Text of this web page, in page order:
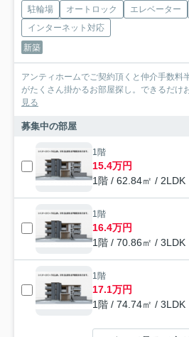
駐輪場 オートロック エレベーター
インターネット対応
新築
アンティホームでご契約頂くと仲介手数
がたくさん掛かるお部屋探し。できるだけ
見る
募集中の部屋
1階
15.4万円
1階 / 62.84㎡ / 2LDK
1階
16.4万円
1階 / 70.86㎡ / 3LDK
1階
17.1万円
1階 / 74.74㎡ / 3LDK